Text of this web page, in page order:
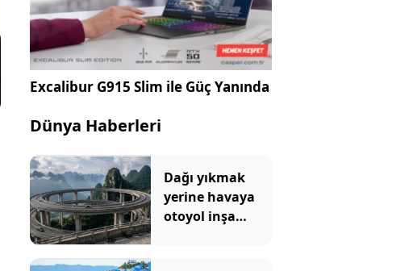
Excalibur G915 Slim ile Güç Yanında
Dünya Haberleri
Dağı yıkmak
yerine havaya
otoyol inşa